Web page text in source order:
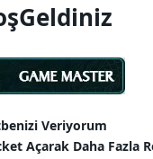
Veriyorum
Açarak Daha Fazla